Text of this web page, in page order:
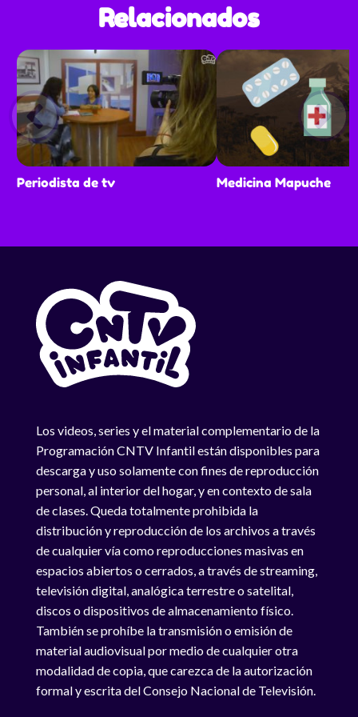
Relacionados
Periodista de tv Medicina Mapuche
Los videos, series y el material complementario de la
Programación CNTV Infantil están disponibles para
descarga y uso solamente con fines de reproducción
personal, al interior del hogar, y en contexto de sala
de clases. Queda totalmente prohibida la
distribución y reproducción de los archivos a través
de cualquier vía como reproducciones masivas en
espacios abiertos o cerrados, a través de streaming,
televisión digital, analógica terrestre o satelital,
discos o dispositivos de almacenamiento físico.
También se prohíbe la transmisión o emisión de
material audiovisual por medio de cualquier otra
modalidad de copia, que carezca de la autorización
formal y escrita del Consejo Nacional de Televisión.